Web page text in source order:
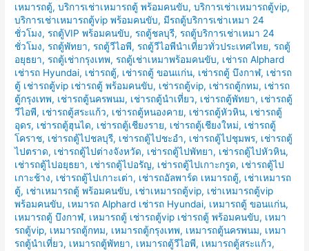
เหมารถตู้,บริการเช่าเหมารถตู้ พร้อมคนขับ,บริการเช่าเหมารถตู้vip,
บริการเช่าเหมารถตู้vip พร้อมคนขับ,มีรถตู้บริการเช่าเหมา 24
ชั่วโมง,รถตู้VIP พร้อมคนขับ,รถตู้ชลบุรี,รถตู้บริการเช่าเหมา 24
ชั่วโมง,รถตู้พัทยา,รถตู้วีไอพี,รถตู้วีไอพีนำเที่ยวทั่วประเทศไทย,รถตู้
อยุธยา,รถตู้เช่ากรุงเทพ,รถตู้เช่าเหมาพร้อมคนขับ, เช่ารถ Alphard
เช่ารถ Hyundai, เช่ารถตู้, เช่ารถตู้ ขอนแก่น, เช่ารถตู้ บึงกาฬ, เช่ารถ
ตู้ เช่ารถตู้vip เช่ารถตู้ พร้อมคนขับ, เช่ารถตู้vip, เช่ารถตู้กทม, เช่ารถ
ตู้กรุงเทพ, เช่ารถตู้นครพนม, เช่ารถตู้นำเที่ยว, เช่ารถตู้พัทยา, เช่ารถตู้
วีไอพี, เช่ารถตู้สระแก้ว, เช่ารถตู้หนองคาย, เช่ารถตู้หัวหิน, เช่ารถตู้
อุดร, เช่ารถตู้ฮุนได, เช่ารถตู้เชียงราย, เช่ารถตู้เชียงใหม่, เช่ารถตู้
โคราช, เช่ารถตู้ไปชลบุรี, เช่ารถตู้ไปชะอำ, เช่ารถตู้ไปชุมพร, เช่ารถตู้
ไปตราด, เช่ารถตู้ไปต่างจังหวัด, เช่ารถตู้ไปพัทยา, เช่ารถตู้ไปหัวหิน,
เช่ารถตู้ไปอยุธยา, เช่ารถตู้ไปอรัญ, เช่ารถตู้ไปเกาะกรูด, เช่ารถตู้ไป
เกาะช้าง, เช่ารถตู้ไปเกาะเต่า, เช่ารถอัลพาร์ด เหมารถตู้, เช่าเหมารถ
ตู้, เช่าเหมารถตู้ พร้อมคนขับ, เช่าเหมารถตู้vip, เช่าเหมารถตู้vip
พร้อมคนขับ, เหมารถ Alphard เช่ารถ Hyundai, เหมารถตู้ ขอนแก่น,
เหมารถตู้ บึงกาฬ, เหมารถตู้ เช่ารถตู้vip เช่ารถตู้ พร้อมคนขับ, เหมา
รถตู้vip, เหมารถตู้กทม, เหมารถตู้กรุงเทพ, เหมารถตู้นครพนม, เหมา
รถตู้นำเที่ยว, เหมารถตู้พัทยา, เหมารถตู้วีไอพี, เหมารถตู้สระแก้ว,